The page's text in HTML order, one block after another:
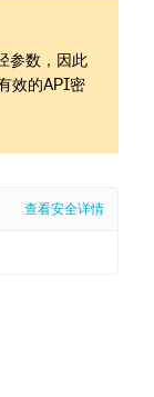
参数，因此
效的API密
查看安全详情